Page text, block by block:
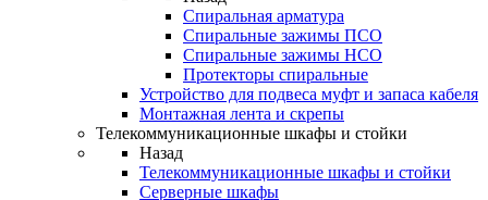
Спиральная арматура
Спиральные зажимы ПСО
Спиральные зажимы НСО
Протекторы спиральные
Устройство для подвеса муфт и запаса кабеля
Монтажная лента и скрепы
Телекоммуникационные шкафы и стойки
Назад
Телекоммуникационные шкафы и стойки
Серверные шкафы